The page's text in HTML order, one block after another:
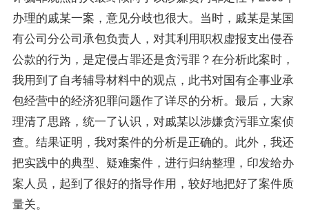
办理的戚某一案，意见分歧也很大。当时，戚某是某国
有公司分公司承包负责人，对其利用职权虚报支出侵吞
公款的行为，是定侵占罪还是贪污罪？在分析此案时，
我用到了自考辅导材料中的观点，此书对国有企事业承
包经营中的经济犯罪问题作了详尽的分析。最后，大家
理清了思路，统一了认识，对戚某以涉嫌贪污罪立案侦
查。结果证明，我对案件的分析是正确的。此外，我还
把实践中的典型、疑难案件，进行归纳整理，印发给办
案人员，起到了很好的指导作用，较好地把好了案件质
量关。